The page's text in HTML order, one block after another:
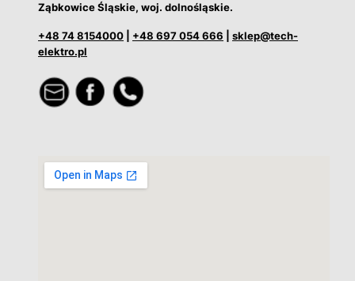
Ząbkowice Śląskie, woj. dolnośląskie.
+48 74 8154000 +48 697 054 666
sklep@tech-
elektro.pl